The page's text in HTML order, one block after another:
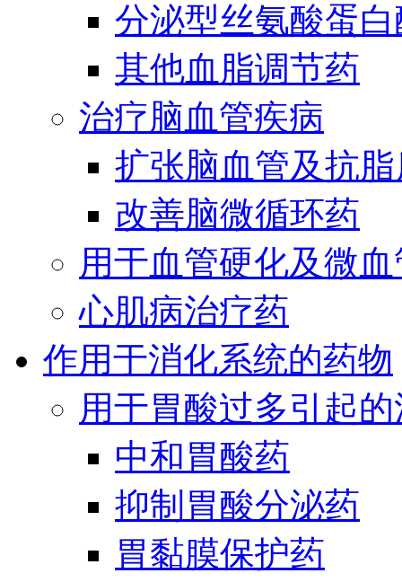
分泌型丝氨酸蛋
其他血脂调节药
治疗脑血管疾病
扩张脑血管及抗
改善脑微循环药
用于血管硬化及微
心肌病治疗药
作用于消化系统的药物
用于胃酸过多引起
中和胃酸药
抑制胃酸分泌药
胃黏膜保护药